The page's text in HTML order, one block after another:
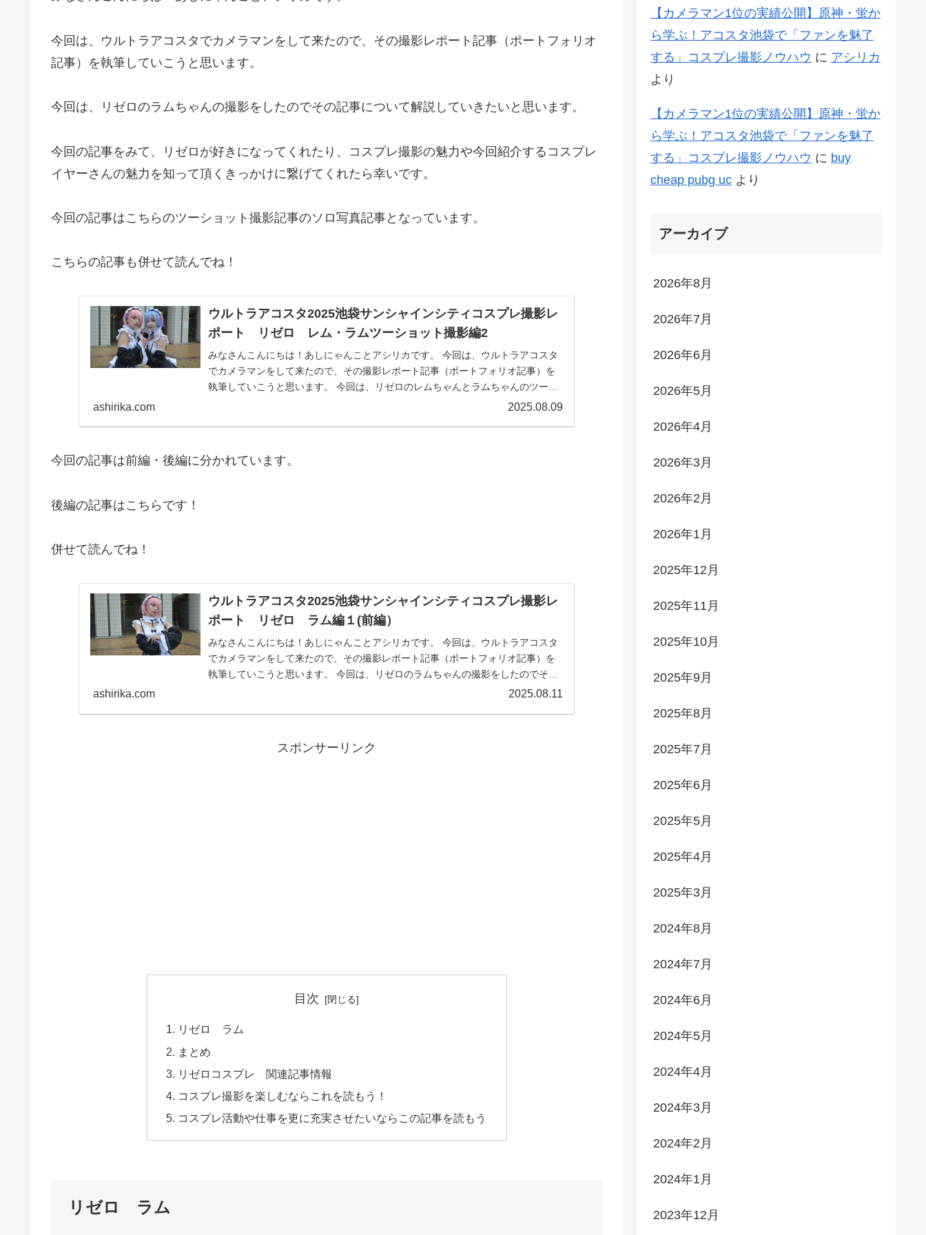
今回は、ウルトラアコスタでカメラマンをして来たので、その撮影レポート記事（ポートフォリオ
記事）を執筆していこうと思います。
今回は、リゼロのラムちゃんの撮影をしたのでその記事について解説していきたいと思います。
今回の記事をみて、リゼロが好きになってくれたり、コスプレ撮影の魅力や今回紹介するコスプレ
イヤーさんの魅力を知って頂くきっかけに繋げてくれたら幸いです。
今回の記事はこちらのツーショット撮影記事のソロ写真記事となっています。
こちらの記事も併せて読んでね！
ウルトラアコスタ2025池袋サンシャインシティコスプレ撮影レ
ポート リゼロ レム・ラムツーショット撮影編2
みなさんこんにちは！あしにゃんことアシリカです。 今回は、ウルトラアコスタ
でカメラマンをして来たので、その撮影レポート記事（ポートフォリオ記事）を
執筆していこうと思います。 今回は、リゼロのレムちゃんとラムちゃんのツーシ
ashirika.com 2025.08.09
今回の記事は前編・後編に分かれています。
後編の記事はこちらです！
併せて読んでね！
ウルトラアコスタ2025池袋サンシャインシティコスプレ撮影レ
ポート リゼロ ラム編１(前編）
みなさんこんにちは！あしにゃんことアシリカです。 今回は、ウルトラアコスタ
でカメラマンをして来たので、その撮影レポート記事（ポートフォリオ記事）を
執筆していこうと思います。 今回は、リゼロのラムちゃんの撮影をしたのでその
ashirika.com 2025.08.11
スポンサーリンク
目次
リゼロ ラム
まとめ
リゼロコスプレ 関連記事情報
コスプレ撮影を楽しむならこれを読もう！
コスプレ活動や仕事を更に充実させたいならこの記事を読もう
リゼロ ラム
【カメラマン1位の実績公開】原神・蛍か
ら学ぶ！アコスタ池袋で「ファンを魅了
する」コスプレ撮影ノウハウ に アシリカ
より
【カメラマン1位の実績公開】原神・蛍か
ら学ぶ！アコスタ池袋で「ファンを魅了
する」コスプレ撮影ノウハウ に buy
cheap pubg uc より
アーカイブ
2026年8月
2026年7月
2026年6月
2026年5月
2026年4月
2026年3月
2026年2月
2026年1月
2025年12月
2025年11月
2025年10月
2025年9月
2025年8月
2025年7月
2025年6月
2025年5月
2025年4月
2025年3月
2024年8月
2024年7月
2024年6月
2024年5月
2024年4月
2024年3月
2024年2月
2024年1月
2023年12月